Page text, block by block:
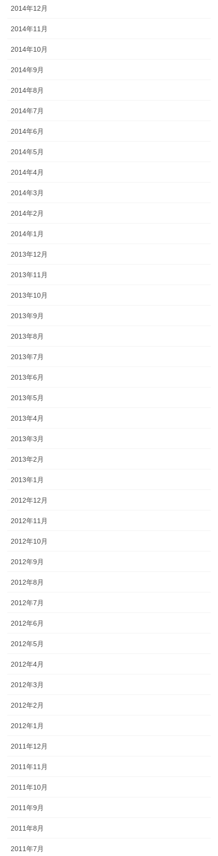
2014年12月
2014年11月
2014年10月
2014年9月
2014年8月
2014年7月
2014年6月
2014年5月
2014年4月
2014年3月
2014年2月
2014年1月
2013年12月
2013年11月
2013年10月
2013年9月
2013年8月
2013年7月
2013年6月
2013年5月
2013年4月
2013年3月
2013年2月
2013年1月
2012年12月
2012年11月
2012年10月
2012年9月
2012年8月
2012年7月
2012年6月
2012年5月
2012年4月
2012年3月
2012年2月
2012年1月
2011年12月
2011年11月
2011年10月
2011年9月
2011年8月
2011年7月